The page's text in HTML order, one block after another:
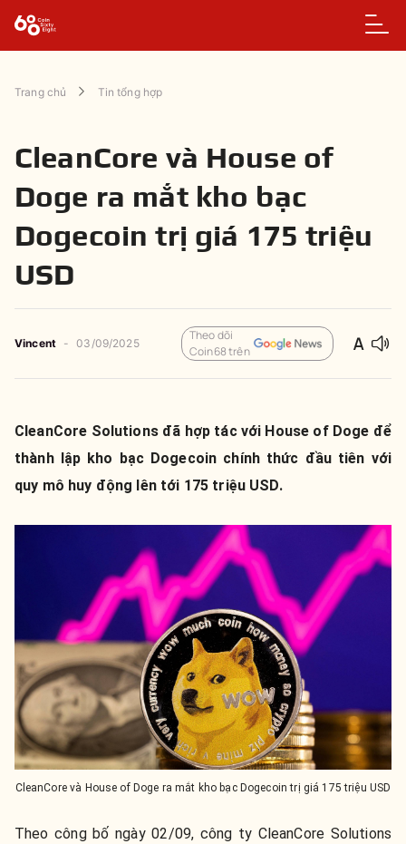
Trang chủ Tin tổng hợp
CleanCore và House of
Doge ra mắt kho bạc
Dogecoin trị giá 175 triệu
USD
Vincent - 03/09/2025
Theo dõi
Coin68 trên
CleanCore Solutions đã hợp tác với House of Doge để
thành lập kho bạc Dogecoin chính thức đầu tiên với
quy mô huy động lên tới 175 triệu USD.
CleanCore và House of Doge ra mắt kho bạc Dogecoin trị giá 175 triệu USD
Theo công bố ngày 02/09, công ty CleanCore Solutions